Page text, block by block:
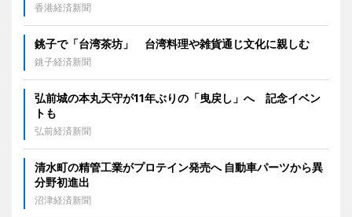
香港経済新聞
銚子で「台湾茶坊」 台湾料理や雑貨通じ文化に親しむ
銚子経済新聞
弘前城の本丸天守が11年ぶりの「曳戻し」へ 記念イベン
トも
弘前経済新聞
清水町の精管工業がプロテイン発売へ 自動車パーツから異
分野初進出
沼津経済新聞